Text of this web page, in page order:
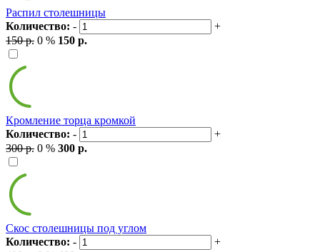
Распил столешницы
Количество: -
+
150 р. 0 % 150 р.
Кромление торца кромкой
Количество: -
+
300 р. 0 % 300 р.
Скос столешницы под углом
Количество: -
+